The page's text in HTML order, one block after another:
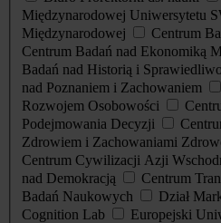
Międzynarodowej Uniwersytetu
Międzynarodowej
Centrum
Centrum Badań nad Ekonomiką
Badań nad Historią i
nad Poznaniem i Zachowaniem
Rozwojem Osobowości
Podejmowania Decyzji
Zdrowiem i Zachowaniami
Centrum Cywilizacji Azji
nad Demokracją
Centrum
Badań Naukowych
Dział
Cognition Lab
Europejski